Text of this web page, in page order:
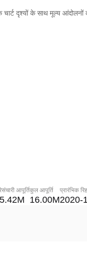
दृश्यों के साथ मूल्य
आपूर्तिकुल आपूर्ति
16.00M
प्रारंभिक
2020-